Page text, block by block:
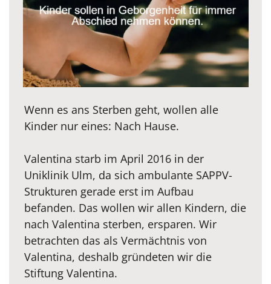
Wenn es ans Sterben geht, wollen alle
Kinder nur eines: Nach Hause.
Valentina starb im April 2016 in der
Uniklinik Ulm, da sich ambulante SAPPV-
Strukturen gerade erst im Aufbau
befanden. Das wollen wir allen Kindern, die
nach Valentina sterben, ersparen. Wir
betrachten das als Vermächtnis von
Valentina, deshalb gründeten wir die
Stiftung Valentina.